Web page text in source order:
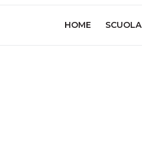
HOME (CURRENT)
SCUOLA